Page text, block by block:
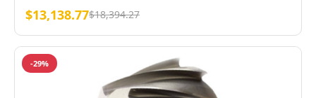
$13,138.77$18,394.27
-29%